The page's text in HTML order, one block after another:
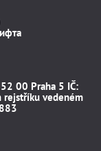
00 Praha 5 IČ:
rejstříku vedeném